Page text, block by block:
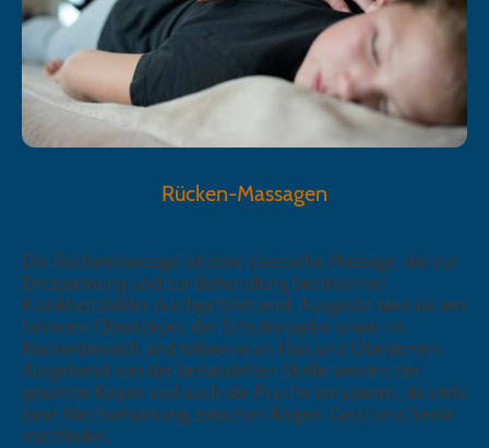
Rücken-Massagen
Die Rückenmassage ist eine klassische Massage, die zur
Entspannung und zur Behandlung bestimmter
Krankheitsbilder durchgeführt wird. Ausgeübt wird sie am
hinteren Oberkörper, der Schulterpartie sowie im
Nackenbereich und teilweise an Hals und Oberarmen.
Ausgehend von der behandelten Stelle werden der
gesamte Körper und auch die Psyche entspannt, da stets
eine Wechselwirkung zwischen Körper, Geist und Seele
stattfindet.